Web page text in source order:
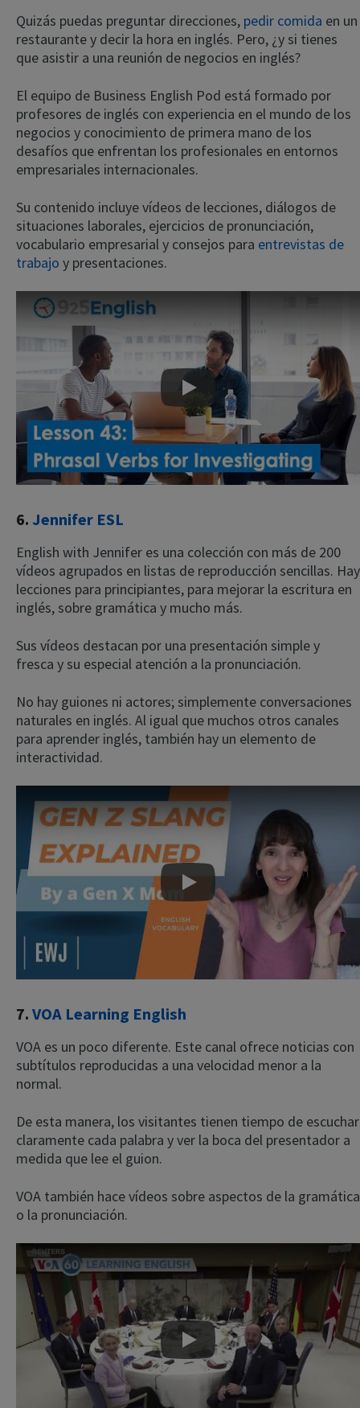
Quizás puedas preguntar direcciones, pedir comida en un
restaurante y decir la hora en inglés. Pero, ¿y si tienes
que asistir a una reunión de negocios en inglés?
El equipo de Business English Pod está formado por
profesores de inglés con experiencia en el mundo de los
negocios y conocimiento de primera mano de los
desafíos que enfrentan los profesionales en entornos
empresariales internacionales.
Su contenido incluye vídeos de lecciones, diálogos de
situaciones laborales, ejercicios de pronunciación,
vocabulario empresarial y consejos para entrevistas de
trabajo y presentaciones.
Play
6.Jennifer ESL
English with Jennifer es una colección con más de 200
vídeos agrupados en listas de reproducción sencillas. Hay
lecciones para principiantes, para mejorar la escritura en
inglés, sobre gramática y mucho más.
Sus vídeos destacan por una presentación simple y
fresca y su especial atención a la pronunciación.
No hay guiones ni actores; simplemente conversaciones
naturales en inglés. Al igual que muchos otros canales
para aprender inglés, también hay un elemento de
interactividad.
Play
7.VOA Learning English
VOA es un poco diferente. Este canal ofrece noticias con
subtítulos reproducidas a una velocidad menor a la
normal.
De esta manera, los visitantes tienen tiempo de escuchar
claramente cada palabra y ver la boca del presentador a
medida que lee el guion.
VOA también hace vídeos sobre aspectos de la gramática
o la pronunciación.
Play